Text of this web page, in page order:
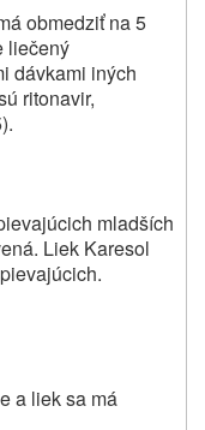
obmedziť na 5
liečený
dávkami iných
ritonavir,
mladších
Liek Karesol
a liek sa má